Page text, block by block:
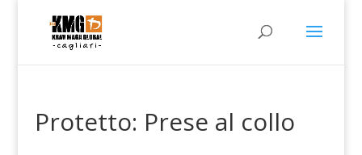
Protetto: Prese al collo